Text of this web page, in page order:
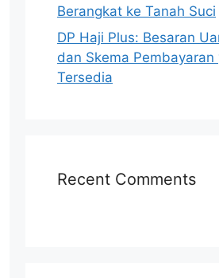
Berangkat ke Tanah Suci
DP Haji Plus: Besaran
dan Skema Pembayaran
Tersedia
Recent Comments